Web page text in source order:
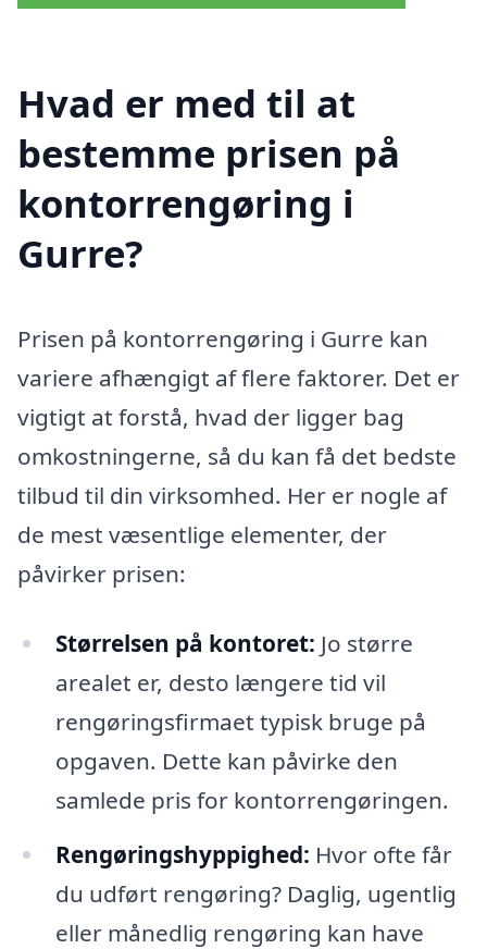
Hvad er med til at
bestemme prisen på
kontorrengøring i
Gurre?
Prisen på kontorrengøring i Gurre kan
variere afhængigt af flere faktorer. Det er
vigtigt at forstå, hvad der ligger bag
omkostningerne, så du kan få det bedste
tilbud til din virksomhed. Her er nogle af
de mest væsentlige elementer, der
påvirker prisen:
Størrelsen på kontoret: Jo større
arealet er, desto længere tid vil
rengøringsfirmaet typisk bruge på
opgaven. Dette kan påvirke den
samlede pris for kontorrengøringen.
Rengøringshyppighed: Hvor ofte får
du udført rengøring? Daglig, ugentlig
eller månedlig rengøring kan have